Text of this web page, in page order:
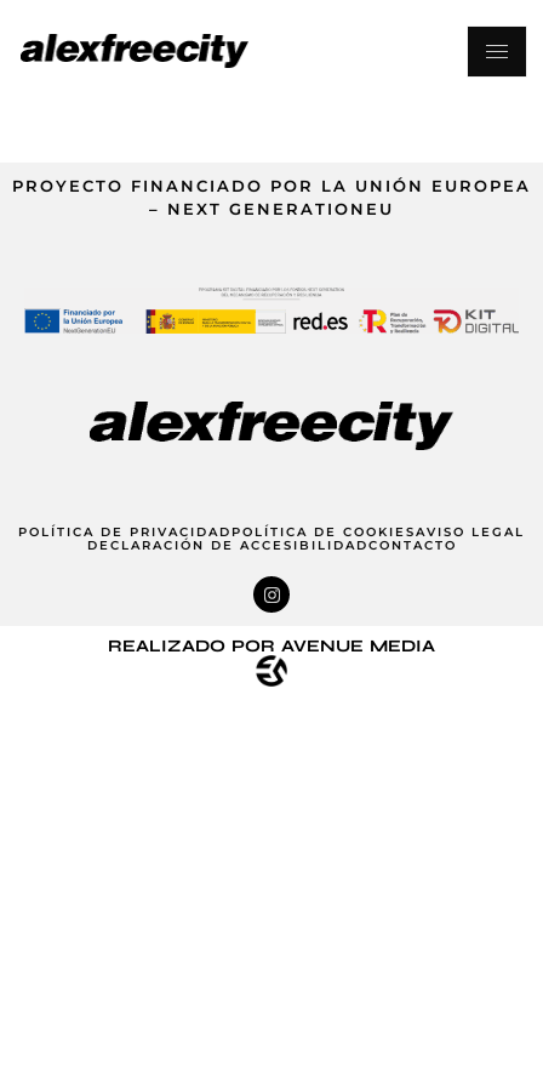
PROYECTO FINANCIADO POR LA UNIÓN EUROPEA
– NEXT GENERATIONEU
POLÍTICA DE PRIVACIDAD POLÍTICA DE COOKIESAVISO LEGAL
DECLARACIÓN DE ACCESIBILIDADCONTACTO
REALIZADO POR AVENUE MEDIA